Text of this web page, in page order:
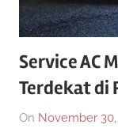
Service AC
Terdekat di
On November